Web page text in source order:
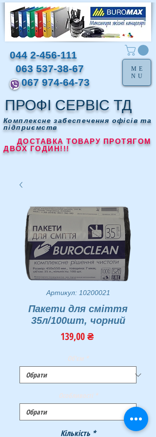
ПРОФІ СЕРВІС ТД
Комплексне забеспечення офісів та
підприємств
ДОСТАВКА ТОВАРУ ПРОТЯГОМ
ДВОХ ГОДИН!!!
044 2-456-111
063 537-38-67
067 974-64-73
ME
NU
Артикул: 10200021
Пакети для смiття
35л/100шт, чорний
139,00 ₴Ціна
Об'єм *
Особливості *
Кількість *